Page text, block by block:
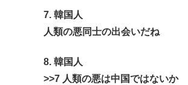
7. 韓国人
人類の悪同士の出会いだね
8. 韓国人
>>7 人類の悪は中国ではないか